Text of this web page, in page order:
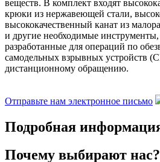
веществ. В комплект входят
крюки из нержавеющей стали,
высококачественный канат из
и другие необходимые
разработанные для операций по
самодельных взрывных устройств
дистанционному обращению.
Отправьте нам электронное письмо
Подробная
Почему выбирают нас?